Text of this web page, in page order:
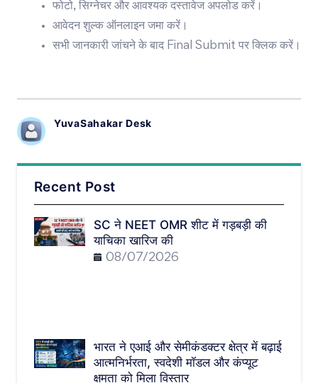
फोटो, सिग्नेचर और आवश्यक दस्तावेज अपलोड करें।
आवेदन शुल्क ऑनलाइन जमा करें।
सभी जानकारी जांचने के बाद Final Submit पर क्लिक करें।
YuvaSahakar Desk
Recent Post
SC ने NEET OMR शीट में गड़बड़ी की
याचिका खारिज की
08/07/2026
भारत ने एआई और सेमीकंडक्टर क्षेत्र में बढ़ाई
आत्मनिर्भरता, स्वदेशी मॉडल और कंप्यूट
क्षमता को मिला विस्तार